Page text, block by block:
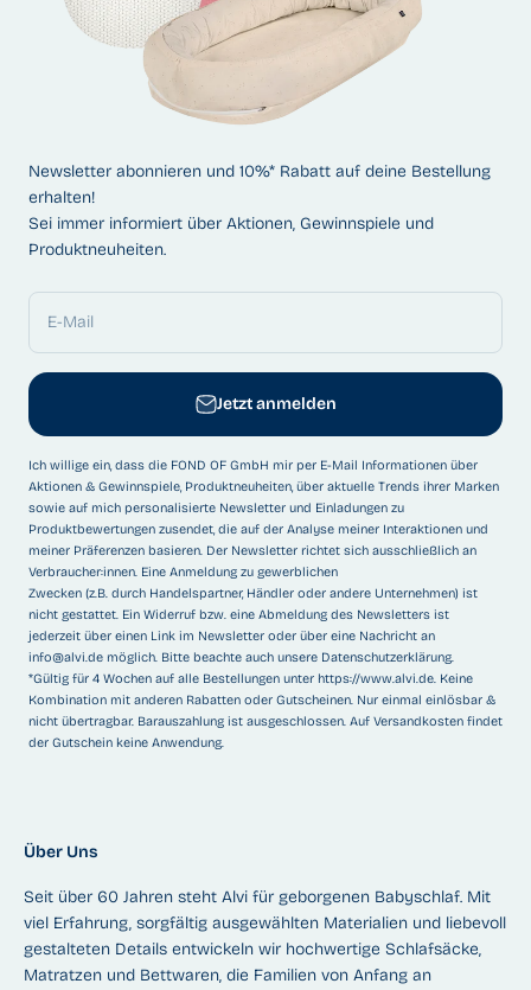
Newsletter abonnieren und 10%* Rabatt auf deine Bestellung
erhalten!
Sei immer informiert über Aktionen, Gewinnspiele und
Produktneuheiten.
E-Mail
Jetzt anmelden
Ich willige ein, dass die FOND OF GmbH mir per E-Mail Informationen über
Aktionen & Gewinnspiele, Produktneuheiten, über aktuelle Trends ihrer Marken
sowie auf mich personalisierte Newsletter und Einladungen zu
Produktbewertungen zusendet, die auf der Analyse meiner Interaktionen und
meiner Präferenzen basieren. Der Newsletter richtet sich ausschließlich an
Verbraucher:innen. Eine Anmeldung zu gewerblichen
Zwecken (z.B. durch Handelspartner, Händler oder andere Unternehmen) ist
nicht gestattet. Ein Widerruf bzw. eine Abmeldung des Newsletters ist
jederzeit über einen Link im Newsletter oder über eine Nachricht an
info@alvi.de möglich. Bitte beachte auch unsere Datenschutzerklärung.
*Gültig für 4 Wochen auf alle Bestellungen unter https://www.alvi.de. Keine
Kombination mit anderen Rabatten oder Gutscheinen. Nur einmal einlösbar &
nicht übertragbar. Barauszahlung ist ausgeschlossen. Auf Versandkosten findet
der Gutschein keine Anwendung.
Über Uns
Seit über 60 Jahren steht Alvi für geborgenen Babyschlaf. Mit
viel Erfahrung, sorgfältig ausgewählten Materialien und liebevoll
gestalteten Details entwickeln wir hochwertige Schlafsäcke,
Matratzen und Bettwaren, die Familien von Anfang an